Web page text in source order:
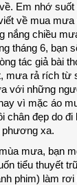
Em nhớ
về mua
nắng chiều
tháng 6, bạn
tác giả bài
mưa rả rích từ
với những
vì mặc áo
chân đẹp do đi
phương xa.
mưa, bạn
tiểu thuyết
phim) làm